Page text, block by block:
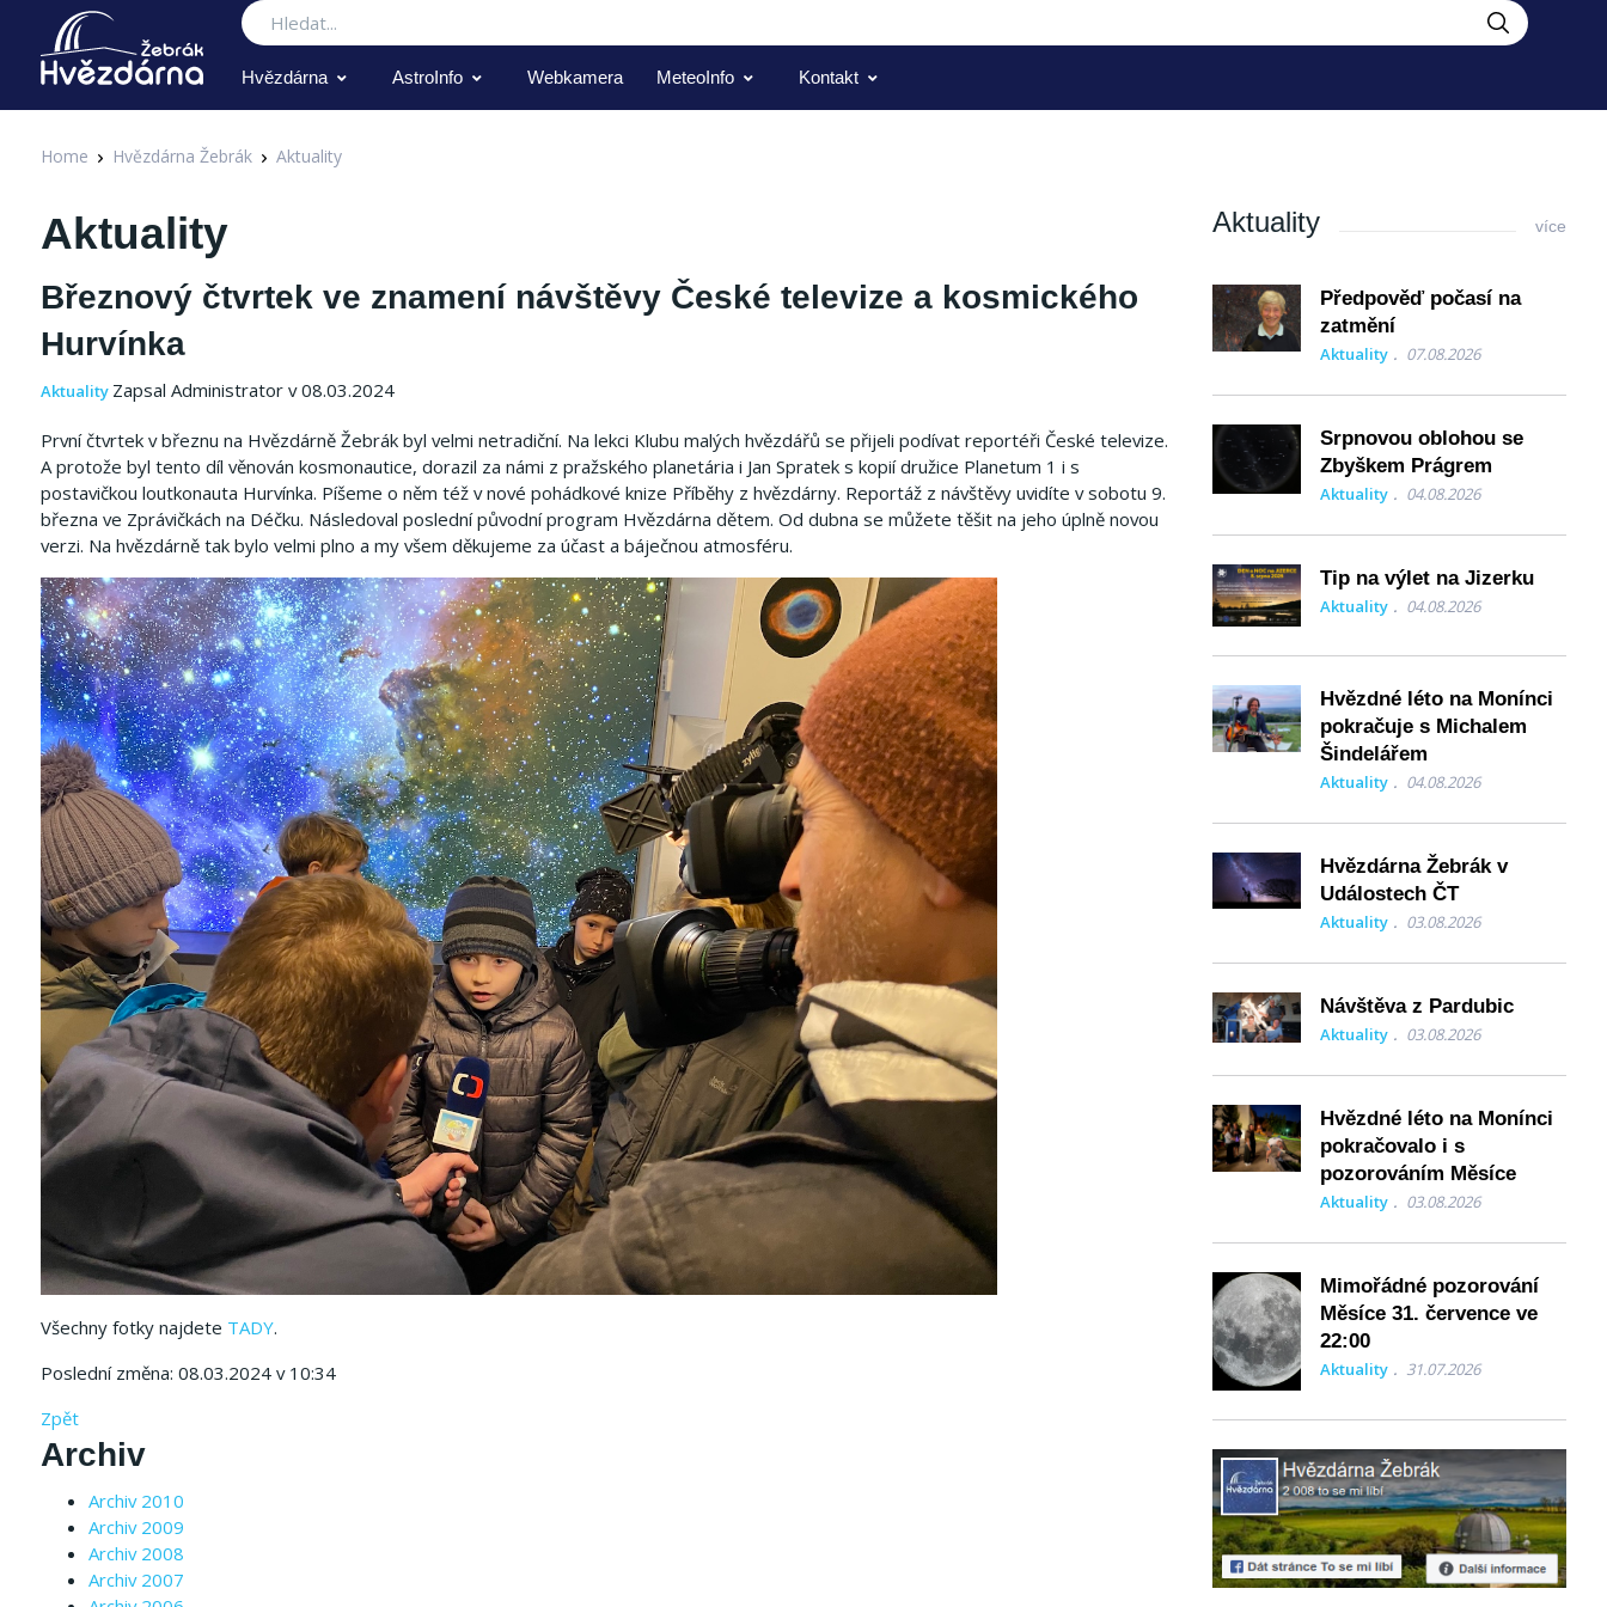
Hledat
Hvězdárna AstroInfo Webkamera MeteoInfo Kontakt
Home Hvězdárna Žebrák Aktuality
Aktuality
Březnový čtvrtek ve znamení návštěvy České televize a kosmického
Hurvínka
Aktuality Zapsal Administrator v 08.03.2024
První čtvrtek v březnu na Hvězdárně Žebrák byl velmi netradiční. Na lekci Klubu malých hvězdářů se přijeli podívat reportéři České televize.
A protože byl tento díl věnován kosmonautice, dorazil za námi z pražského planetária i Jan Spratek s kopií družice Planetum 1 i s
postavičkou loutkonauta Hurvínka. Píšeme o něm též v nové pohádkové knize Příběhy z hvězdárny. Reportáž z návštěvy uvidíte v sobotu 9.
března ve Zprávičkách na Déčku. Následoval poslední původní program Hvězdárna dětem. Od dubna se můžete těšit na jeho úplně novou
verzi. Na hvězdárně tak bylo velmi plno a my všem děkujeme za účast a báječnou atmosféru.
Všechny fotky najdete TADY.
Poslední změna: 08.03.2024 v 10:34
Zpět
Archiv
Archiv 2010
Archiv 2009
Archiv 2008
Archiv 2007
Aktuality více
Předpověď počasí na
zatmění
Aktuality 07.08.2026
Srpnovou oblohou se
Zbyškem Prágrem
Aktuality 04.08.2026
Tip na výlet na Jizerku
Aktuality 04.08.2026
Hvězdné léto na Monínci
pokračuje s Michalem
Šindelářem
Aktuality 04.08.2026
Hvězdárna Žebrák v
Událostech ČT
Aktuality 03.08.2026
Návštěva z Pardubic
Aktuality 03.08.2026
Hvězdné léto na Monínci
pokračovalo i s
pozorováním Měsíce
Aktuality 03.08.2026
Mimořádné pozorování
Měsíce 31. července ve
22:00
Aktuality 31.07.2026